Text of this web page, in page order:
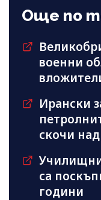
Още по
военни
Ирански
скочи
са
години